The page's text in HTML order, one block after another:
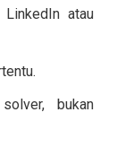
atau
bukan